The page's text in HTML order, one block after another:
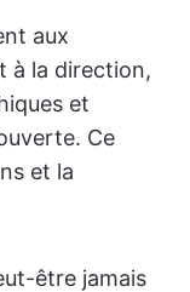
aux
à la direction,
et
Ce
et la
être jamais